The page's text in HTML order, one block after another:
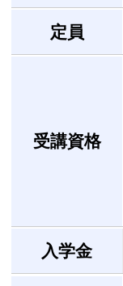
定員
受講資格
入学金